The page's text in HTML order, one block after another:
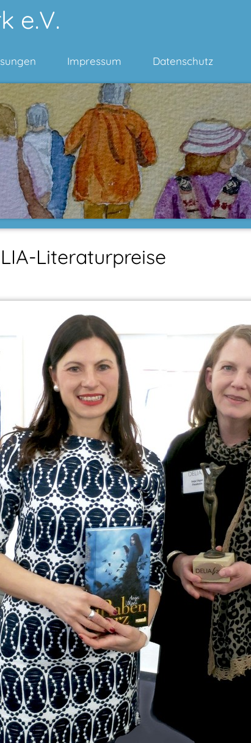
e.V.
Impressum Datenschutz
Literaturpreise